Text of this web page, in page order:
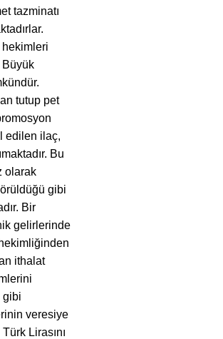
tazminatı
hekimleri
Büyük
tutup pet
edilen ilaç,
Bu
olarak
gibi
Bir
gelirlerinde
ithalat
gibi
veresiye
Lirasını